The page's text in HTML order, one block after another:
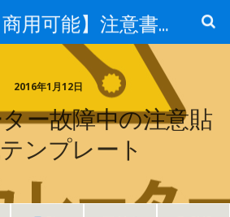
【無料・商用可能】注意書き・張り紙テンプレート【ポスター対応】
2016年1月12日
ー故障中の注意貼
ンプレート